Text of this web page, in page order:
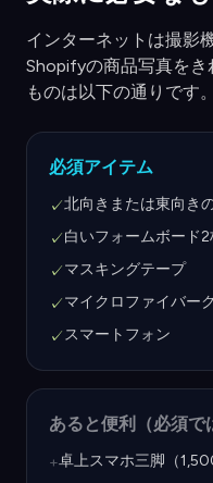
インターネットは撮影
Shopifyの商品写真を
ものは以下の通りです。
必須アイテム
✓北向きまたは東向き
✓白いフォームボード
✓マスキングテープ
✓マイクロファイバー
✓スマートフォン
あると便利（必須で
+卓上スマホ三脚（